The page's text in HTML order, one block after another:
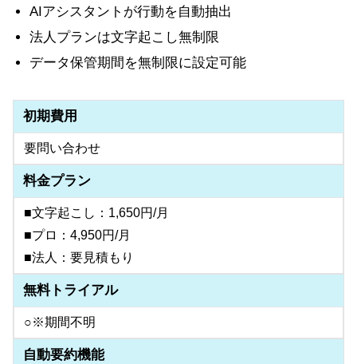
AIアシスタントが行動を自動抽出
法人プランは文字起こし無制限
データ保管期間を無制限に設定可能
初期費用
要問い合わせ
料金プラン
■文字起こし：1,650円/月
■プロ：4,950円/月
■法人：要見積もり
無料トライアル
○※期間不明
自動要約機能